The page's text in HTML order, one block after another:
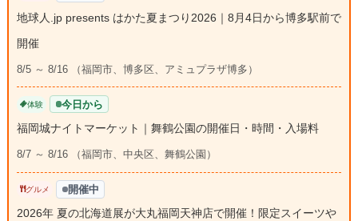
地球人.jp presents はかた夏まつり2026｜8月4日から博多駅前で
開催
8/5 ～ 8/16 （福岡市、博多区、アミュプラザ博多）
体験 今日から
福岡城ナイトマーケット｜舞鶴公園の開催日・時間・入場料
8/7 ～ 8/16 （福岡市、中央区、舞鶴公園）
グルメ 開催中
2026年 夏の北海道展が大丸福岡天神店で開催！限定スイーツや